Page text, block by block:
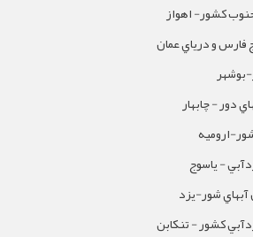
کشور- اهواز
و درياي عمان
دور - چابهار
ارومیه
- ياسوج
آبهاي شور-یزد
کشور - تنکابن